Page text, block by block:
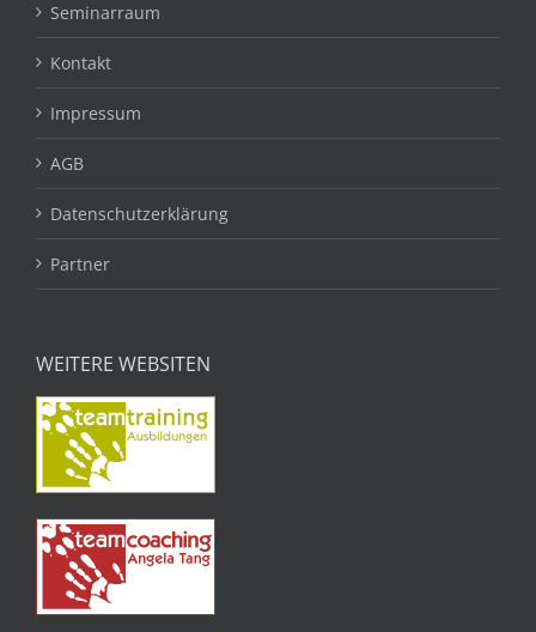
Seminarraum
Kontakt
Impressum
AGB
Datenschutzerklärung
Partner
WEITERE WEBSITEN